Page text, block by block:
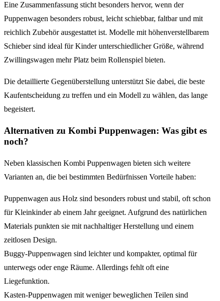
Eine Zusammenfassung sticht besonders hervor, wenn der
Puppenwagen besonders robust, leicht schiebbar, faltbar und mit
reichlich Zubehör ausgestattet ist. Modelle mit höhenverstellbarem
Schieber sind ideal für Kinder unterschiedlicher Größe, während
Zwillingswagen mehr Platz beim Rollenspiel bieten.
Die detaillierte Gegenüberstellung unterstützt Sie dabei, die beste
Kaufentscheidung zu treffen und ein Modell zu wählen, das lange
begeistert.
Alternativen zu Kombi Puppenwagen: Was gibt es
noch?
Neben klassischen Kombi Puppenwagen bieten sich weitere
Varianten an, die bei bestimmten Bedürfnissen Vorteile haben:
Puppenwagen aus Holz sind besonders robust und stabil, oft schon
für Kleinkinder ab einem Jahr geeignet. Aufgrund des natürlichen
Materials punkten sie mit nachhaltiger Herstellung und einem
zeitlosen Design.
Buggy-Puppenwagen sind leichter und kompakter, optimal für
unterwegs oder enge Räume. Allerdings fehlt oft eine
Liegefunktion.
Kasten-Puppenwagen mit weniger beweglichen Teilen sind